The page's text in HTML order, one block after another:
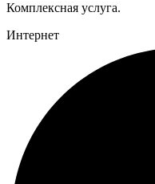
Комплексная услуга.
Интернет